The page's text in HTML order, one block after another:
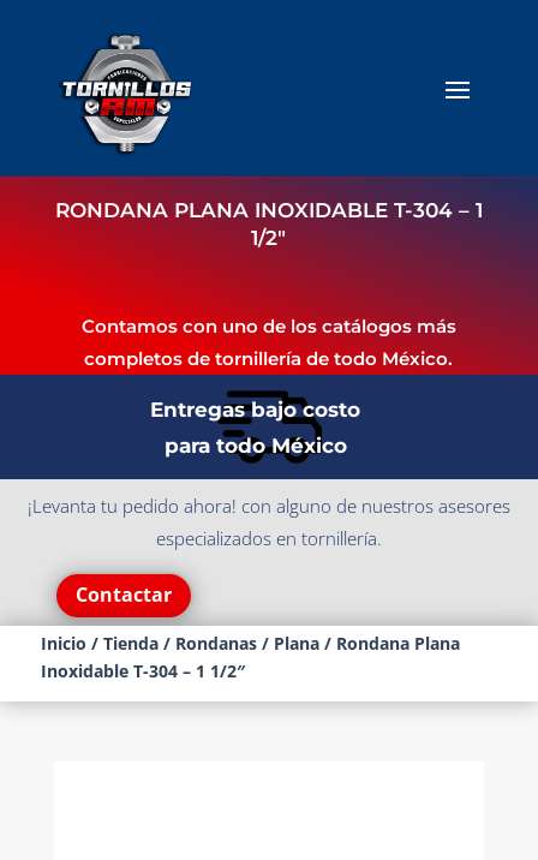
RONDANA PLANA INOXIDABLE T-304 – 1
1/2″
Contamos con uno de los catálogos más
completos de tornillería de todo México.
Entregas bajo costo
para todo México
¡Levanta tu pedido ahora! con alguno de nuestros asesores
especializados en tornillería.
Contactar
Inicio / Tienda/ Rondanas/ Plana/ Rondana Plana
Inoxidable T-304 – 1 1/2″